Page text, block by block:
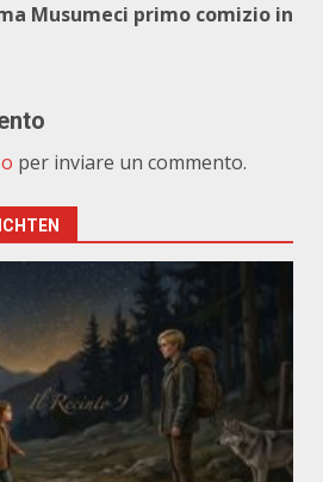
Musumeci primo comizio in
per inviare un commento.